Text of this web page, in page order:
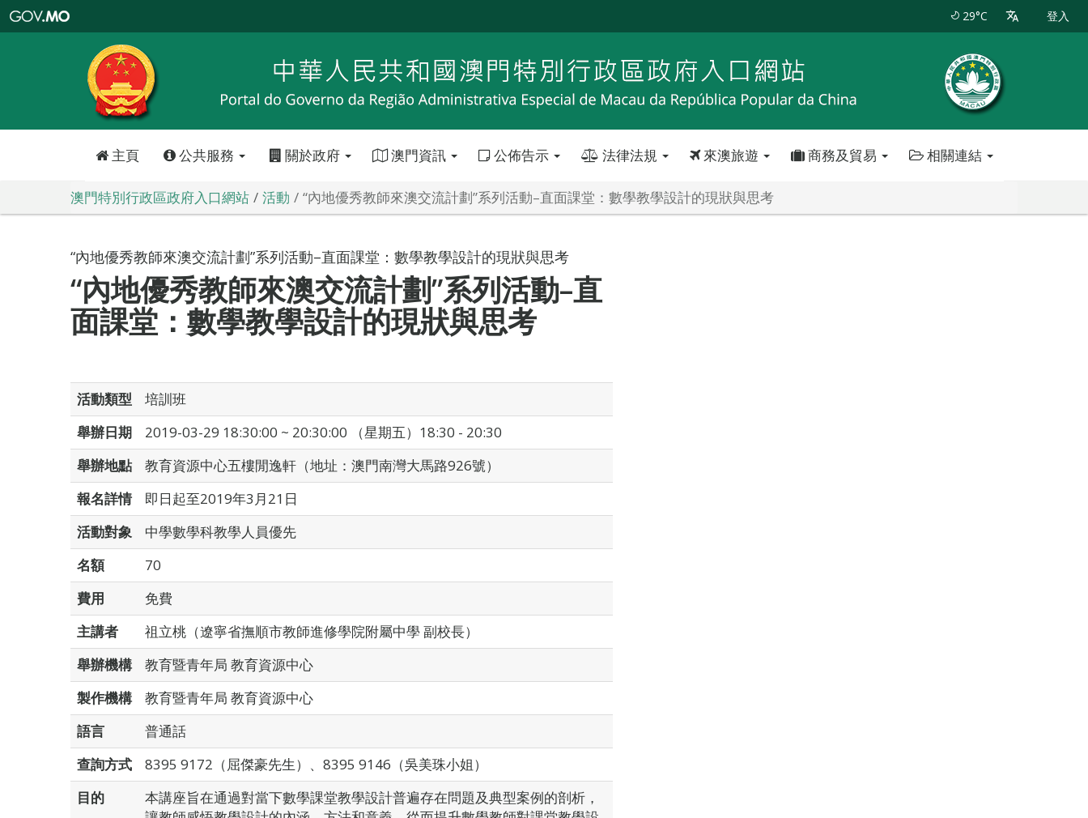
特
政
區
政
口
29°C 登入
主頁 公共服務 關於政府 澳門資訊 公佈告示 法律法規 來澳旅遊 商務及貿易 相關連結
澳門特別行政區政府入口網站 活動 “內地優秀教師來澳交流計劃”系列活動–直面課堂：數學教學設計的現狀與思考
“內地優秀教師來澳交流計劃”系列活動–直面課堂：數學教學設計的現狀與思考
“內地優秀教師來澳交流計劃”系列活動–直
面課堂：數學教學設計的現狀與思考
活動類型
培訓班
舉辦日期
2019-03-29 18:30:00 ~ 20:30:00 （星期五）18:30 - 20:30
舉辦地點
教育資源中心五樓閒逸軒（地址：澳門南灣大馬路926號）
報名詳情
即日起至2019年3月21日
活動對象
中學數學科教學人員優先
名額
70
費用
免費
主講者
祖立桃（遼寧省撫順市教師進修學院附屬中學 副校長）
舉辦機構
教育暨青年局 教育資源中心
製作機構
教育暨青年局 教育資源中心
語言
普通話
查詢方式
8395 9172（屈傑豪先生）、8395 9146（吳美珠小姐）
目的
本講座旨在通過對當下數學課堂教學設計普遍存在問題及典型案例的剖析，